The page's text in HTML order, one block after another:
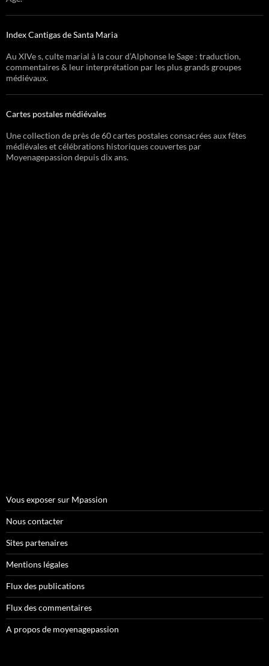
Index Cantigas de Santa Maria
Au XIVe s, culte marial à la cour d’Alphonse le Sage : traduction,
commentaires & leur interprétation par les plus grands groupes
médiévaux.
Cartes postales médiévales
Une collection de près de 60 cartes postales consacrées aux fêtes
médiévales et célébrations historiques couvertes par
Moyenagepassion depuis dix ans.
Vous exposer sur Mpassion
Nous contacter
Sites partenaires
Mentions légales
Flux des publications
Flux des commentaires
A propos de moyenagepassion